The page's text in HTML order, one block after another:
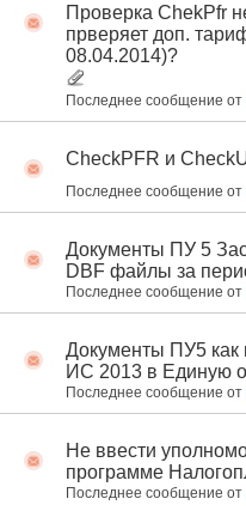
Проверка ChekPfr
прверяет доп.
08.04.2014)?
Последнее сообщение от
CheckPFR и
Последнее сообщение от
Документы ПУ 5
DBF файлы за
Последнее сообщение от
Документы ПУ5 как
ИС 2013 в Единую
Последнее сообщение от
Не ввести
программе
Последнее сообщение от